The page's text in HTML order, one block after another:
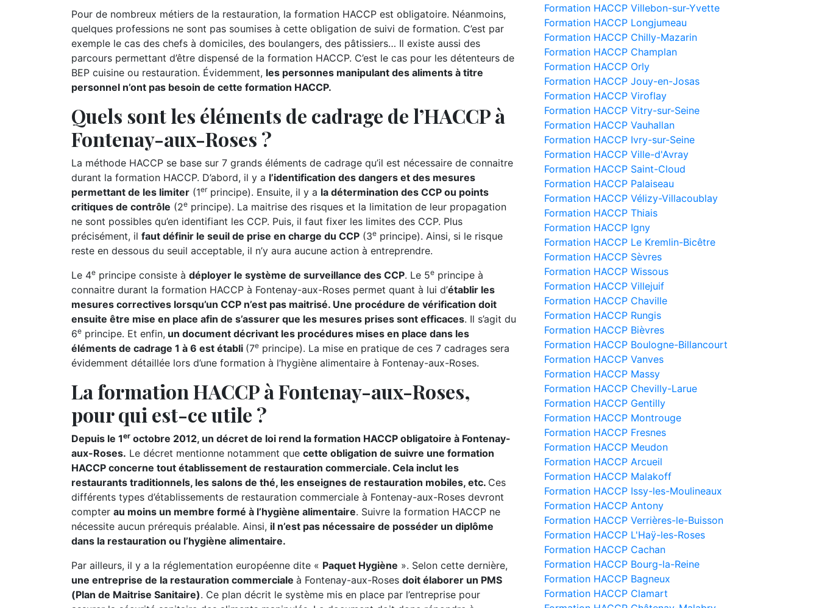
Pour de nombreux métiers de la restauration, la formation HACCP est obligatoire. Néanmoins,
quelques professions ne sont pas soumises à cette obligation de suivi de formation. C’est par
exemple le cas des chefs à domiciles, des boulangers, des pâtissiers… Il existe aussi des
parcours permettant d’être dispensé de la formation HACCP. C’est le cas pour les détenteurs de
BEP cuisine ou restauration. Évidemment, les personnes manipulant des aliments à titre
personnel n’ont pas besoin de cette formation HACCP.
Quels sont les éléments de cadrage de l’HACCP à
Fontenay-aux-Roses ?
La méthode HACCP se base sur 7 grands éléments de cadrage qu’il est nécessaire de connaitre
durant la formation HACCP. D’abord, il y a l’identification des dangers et des mesures
permettant de les limiter (1erprincipe). Ensuite, il y a la détermination des CCP ou points
critiques de contrôle (2e principe). La maitrise des risques et la limitation de leur propagation
ne sont possibles qu’en identifiant les CCP. Puis, il faut fixer les limites des CCP. Plus
précisément, il faut définir le seuil de prise en charge du CCP (3e principe). Ainsi, si le risque
reste en dessous du seuil acceptable, il n’y aura aucune action à entreprendre.
Le 4e principe consiste à déployer le système de surveillance des CCP. Le 5e principe à
connaitre durant la formation HACCP à Fontenay-aux-Roses permet quant à lui d’établir les
mesures correctives lorsqu’un CCP n’est pas maitrisé. Une procédure de vérification doit
ensuite être mise en place afin de s’assurer que les mesures prises sont efficaces. Il s’agit du
6e principe. Et enfin, un document décrivant les procédures mises en place dans les
éléments de cadrage 1 à 6 est établi (7e principe). La mise en pratique de ces 7 cadrages sera
évidemment détaillée lors d’une formation à l’hygiène alimentaire à Fontenay-aux-Roses.
La formation HACCP à Fontenay-aux-Roses,
pour qui est-ce utile ?
Depuis le 1er octobre 2012, un décret de loi rend la formation HACCP obligatoire à Fontenay-
aux-Roses. Le décret mentionne notamment que cette obligation de suivre une formation
HACCP concerne tout établissement de restauration commerciale. Cela inclut les
restaurants traditionnels, les salons de thé, les enseignes de restauration mobiles, etc. Ces
différents types d’établissements de restauration commerciale à Fontenay-aux-Roses devront
compter au moins un membre formé à l’hygiène alimentaire. Suivre la formation HACCP ne
nécessite aucun prérequis préalable. Ainsi, il n’est pas nécessaire de posséder un diplôme
dans la restauration ou l’hygiène alimentaire.
Par ailleurs, il y a la réglementation européenne dite « Paquet Hygiène ». Selon cette dernière,
une entreprise de la restauration commerciale à Fontenay-aux-Roses doit élaborer un PMS
(Plan de Maitrise Sanitaire). Ce plan décrit le système mis en place par l’entreprise pour
Formation HACCP Villebon-sur-Yvette
Formation HACCP Longjumeau
Formation HACCP Chilly-Mazarin
Formation HACCP Champlan
Formation HACCP Orly
Formation HACCP Jouy-en-Josas
Formation HACCP Viroflay
Formation HACCP Vitry-sur-Seine
Formation HACCP Vauhallan
Formation HACCP Ivry-sur-Seine
Formation HACCP Ville-d'Avray
Formation HACCP Saint-Cloud
Formation HACCP Palaiseau
Formation HACCP Vélizy-Villacoublay
Formation HACCP Thiais
Formation HACCP Igny
Formation HACCP Le Kremlin-Bicêtre
Formation HACCP Sèvres
Formation HACCP Wissous
Formation HACCP Villejuif
Formation HACCP Chaville
Formation HACCP Rungis
Formation HACCP Bièvres
Formation HACCP Boulogne-Billancourt
Formation HACCP Vanves
Formation HACCP Massy
Formation HACCP Chevilly-Larue
Formation HACCP Gentilly
Formation HACCP Montrouge
Formation HACCP Fresnes
Formation HACCP Meudon
Formation HACCP Arcueil
Formation HACCP Malakoff
Formation HACCP Issy-les-Moulineaux
Formation HACCP Antony
Formation HACCP Verrières-le-Buisson
Formation HACCP L'Haÿ-les-Roses
Formation HACCP Cachan
Formation HACCP Bourg-la-Reine
Formation HACCP Bagneux
Formation HACCP Clamart